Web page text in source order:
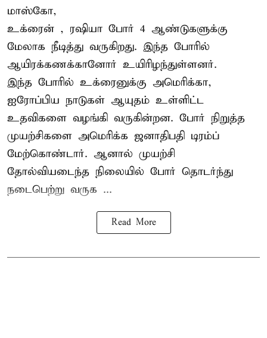
மாஸ்கோ,
உக்ரைன் , ரஷியா போர் 4 ஆண்டுகளுக்கு
மேலாக நீடித்து வருகிறது. இந்த போரில்
ஆயிரக்கணக்கானோர் உயிரிழந்துள்ளனர்.
இந்த போரில் உக்ரைனுக்கு அமெரிக்கா,
ஐரோப்பிய நாடுகள் ஆயுதம் உள்ளிட்ட
உதவிகளை வழங்கி வருகின்றன. போர் நிறுத்த
முயற்சிகளை அமெரிக்க ஜனாதிபதி டிரம்ப்
மேற்கொண்டார். ஆனால் முயற்சி
தோல்வியடைந்த நிலையில் போர் தொடர்ந்து
நடைபெற்று வருக ...
Read More